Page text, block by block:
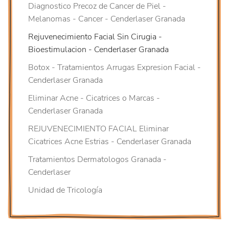
Diagnostico Precoz de Cancer de Piel -
Melanomas - Cancer - Cenderlaser Granada
Rejuvenecimiento Facial Sin Cirugia -
Bioestimulacion - Cenderlaser Granada
Botox - Tratamientos Arrugas Expresion Facial -
Cenderlaser Granada
Eliminar Acne - Cicatrices o Marcas -
Cenderlaser Granada
REJUVENECIMIENTO FACIAL Eliminar
Cicatrices Acne Estrias - Cenderlaser Granada
Tratamientos Dermatologos Granada -
Cenderlaser
Unidad de Tricología